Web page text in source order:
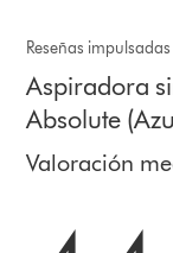
Reseñas
Aspiradora
Absolute
Valoración